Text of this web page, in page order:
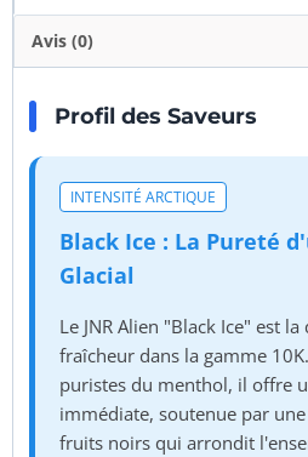
Avis (0)
Profil des Saveurs
INTENSITÉ ARCTIQUE
Black Ice : La Pureté
Glacial
Le JNR Alien "Black Ice" est
fraîcheur dans la gamme
puristes du menthol, il offre
immédiate, soutenue par
fruits noirs qui arrondit